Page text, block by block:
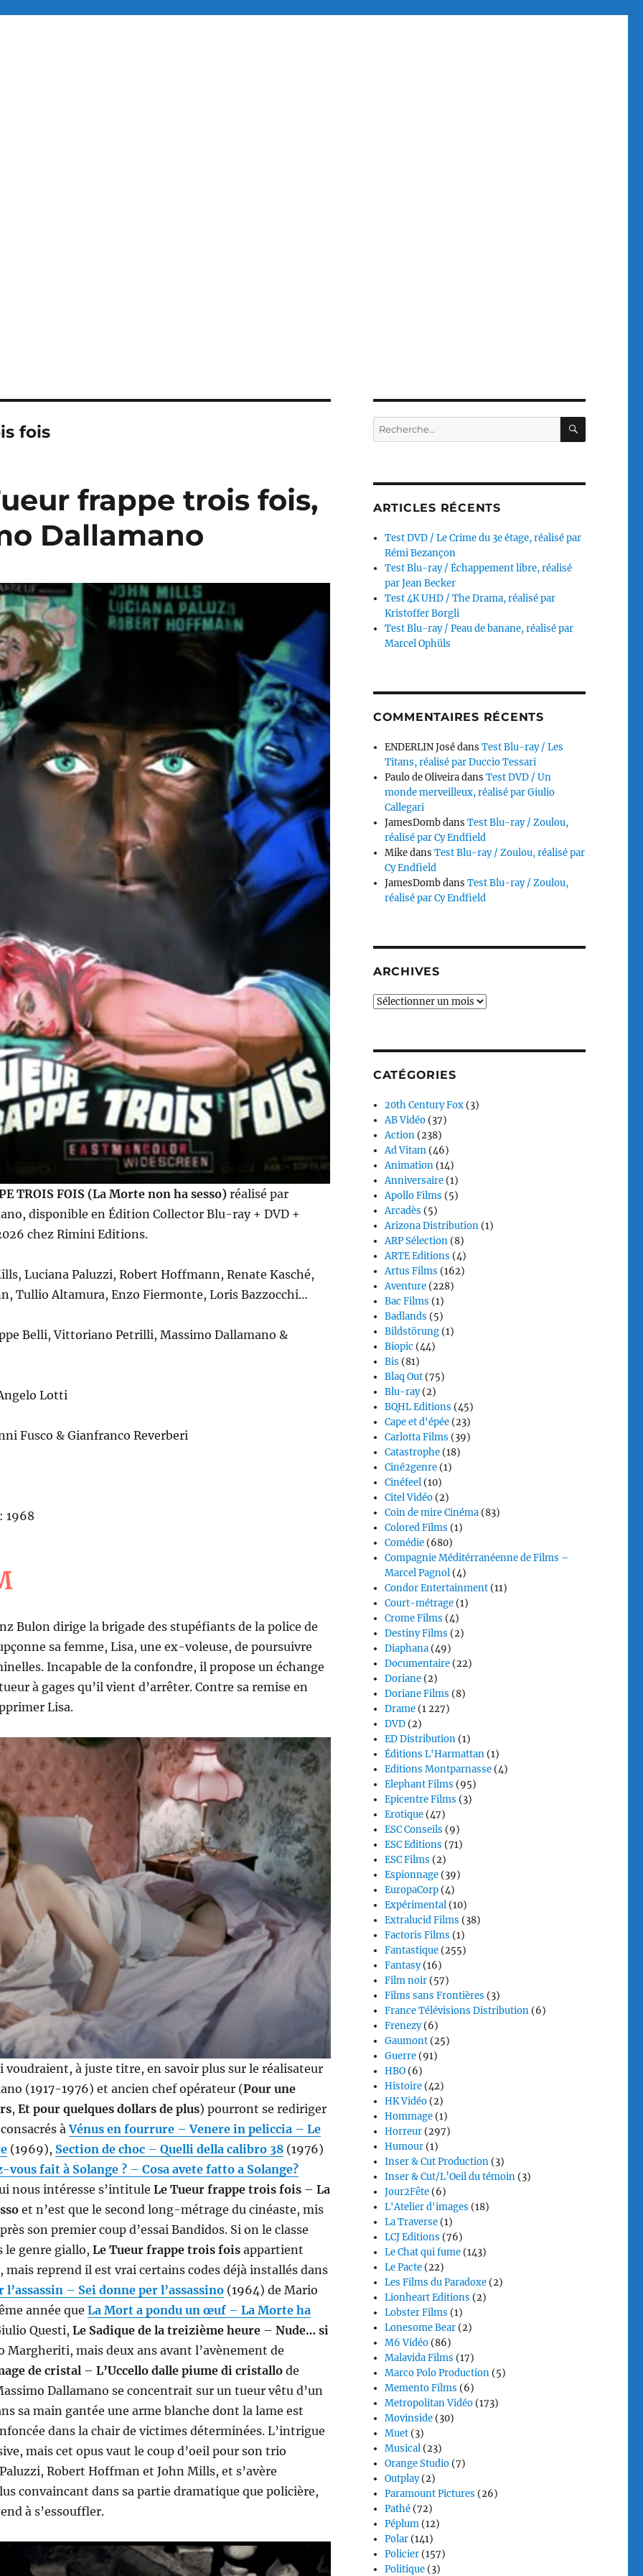
fois
frappe trois fois,
Dallamano
TROIS FOIS (La Morte non ha sesso) réalisé par
disponible en Édition Collector Blu-ray + DVD +
chez Rimini Editions.
Luciana Paluzzi, Robert Hoffmann, Renate Kasché,
Tullio Altamura, Enzo Fiermonte, Loris Bazzocchi…
Belli, Vittoriano Petrilli, Massimo Dallamano &
Lotti
Fusco & Gianfranco Reverberi
: 1968
Bulon dirige la brigade des stupéfiants de la police de
sa femme, Lisa, une ex-voleuse, de poursuivre
Incapable de la confondre, il propose un échange
à gages qu’il vient d’arrêter. Contre sa remise en
Lisa.
voudraient, à juste titre, en savoir plus sur le réalisateur
(1917-1976) et ancien chef opérateur (Pour une
, Et pour quelques dollars de plus) pourront se rediriger
àVénus en fourrure– Venere in peliccia– Le
(1969), Section de choc– Quelli della calibro 38(1976)
vous fait à Solange ?– Cosa avete fatto a Solange?
nous intéresse s’intitule Le Tueur frappe trois fois– La
et n’est que le second long-métrage du cinéaste, mis
son premier coup d’essai Bandidos. Si on le classe
le genre giallo, Le Tueur frappe trois foisappartient
reprend il est vrai certains codes déjà installés dans
l’assassin– Sei donne per l’assassino(1964) de Mario
année que La Mort a pondu un œuf– La Morte ha
Questi, Le Sadique de la treizième heure– Nude… si
Margheriti, mais deux ans avant l’avènement de
de cristal– L’Uccello dalle piume di cristallode
Dallamano se concentrait sur un tueur vêtu d’un
sa main gantée une arme blanche dont la lame est
dans la chair de victimes déterminées. L’intrigue
mais cet opus vaut le coup d’oeil pour son trio
Robert Hoffman et John Mills, et s’avère
convaincant dans sa partie dramatique que policière,
à s’essouffler.
Recherche
pour :
ARTICLES RÉCENTS
Test DVD / Le Crime du 3e étage, réalisé par
Rémi Bezançon
Test Blu-ray / Échappement libre, réalisé
par Jean Becker
Test 4K UHD / The Drama, réalisé par
Kristoffer Borgli
Test Blu-ray / Peau de banane, réalisé par
Marcel Ophüls
COMMENTAIRES RÉCENTS
ENDERLIN JosédansTest Blu-ray / Les
Titans, réalisé par Duccio Tessari
Paulo de OliveiradansTest DVD / Un
monde merveilleux, réalisé par Giulio
Callegari
JamesDombdansTest Blu-ray / Zoulou,
réalisé par Cy Endfield
MikedansTest Blu-ray / Zoulou, réalisé par
Cy Endfield
JamesDombdansTest Blu-ray / Zoulou,
réalisé par Cy Endfield
ARCHIVES
Archives
CATÉGORIES
20th Century Fox (3)
AB Vidéo (37)
Action (238)
Ad Vitam (46)
Animation (14)
Anniversaire (1)
Apollo Films (5)
Arcadès (5)
Arizona Distribution (1)
ARP Sélection (8)
ARTE Editions (4)
Artus Films (162)
Aventure (228)
Bac Films (1)
Badlands (5)
Bildstörung (1)
Biopic (44)
Bis (81)
Blaq Out (75)
Blu-ray(2)
BQHL Editions (45)
Cape et d'épée (23)
Carlotta Films (39)
Catastrophe (18)
Ciné2genre (1)
Cinéfeel (10)
Citel Vidéo (2)
Coin de mire Cinéma (83)
Colored Films (1)
Comédie (680)
Compagnie Méditérranéenne de Films –
Marcel Pagnol (4)
Condor Entertainment (11)
Court-métrage (1)
Crome Films (4)
Destiny Films (2)
Diaphana (49)
Documentaire (22)
Doriane (2)
Doriane Films (8)
Drame (1 227)
DVD (2)
ED Distribution (1)
Éditions L'Harmattan (1)
Editions Montparnasse (4)
Elephant Films (95)
Epicentre Films (3)
Erotique (47)
ESC Conseils (9)
ESC Editions (71)
ESC Films (2)
Espionnage (39)
EuropaCorp (4)
Expérimental (10)
Extralucid Films (38)
Factoris Films (1)
Fantastique (255)
Fantasy(16)
Film noir (57)
Films sans Frontières (3)
France Télévisions Distribution (6)
Frenezy(6)
Gaumont (25)
Guerre (91)
HBO (6)
Histoire (42)
HK Vidéo (2)
Hommage (1)
Horreur (297)
Humour (1)
Inser & Cut Production (3)
Inser & Cut/L’Oeil du témoin (3)
Jour2Fête (6)
L'Atelier d'images (18)
La Traverse (1)
LCJ Editions (76)
Le Chat qui fume (143)
Le Pacte (22)
Les Films du Paradoxe (2)
Lionheart Editions (2)
Lobster Films (1)
Lonesome Bear (2)
M6 Vidéo (86)
Malavida Films (17)
Marco Polo Production (5)
Memento Films (6)
Metropolitan Vidéo (173)
Movinside (30)
Muet (3)
Musical (23)
Orange Studio (7)
Outplay(2)
Paramount Pictures (26)
Pathé (72)
Péplum (12)
Polar (141)
Policier (157)
Politique (3)